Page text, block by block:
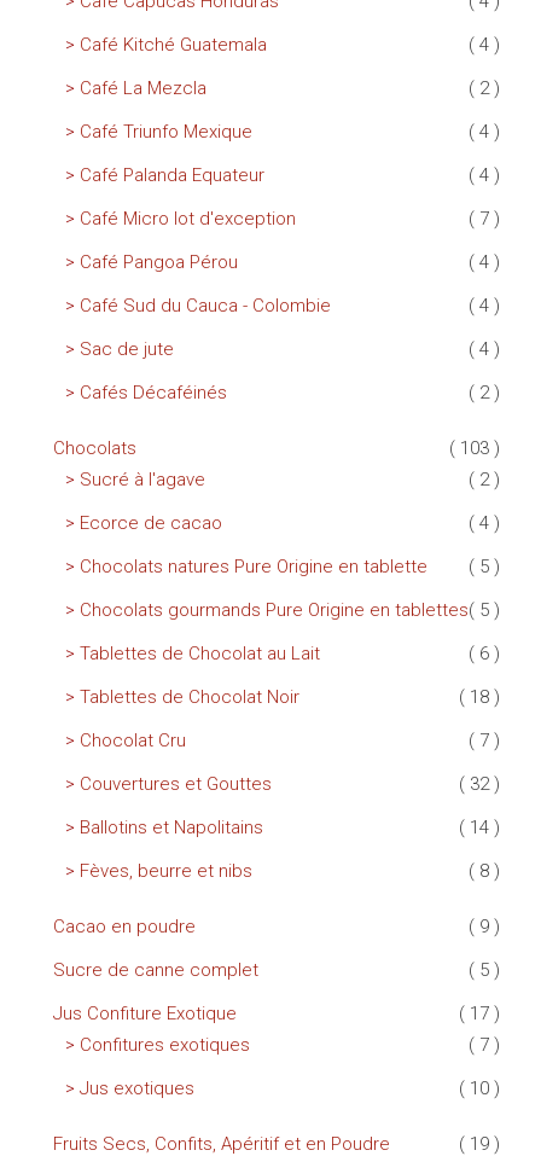
Café Kitché Guatemala
( 4 )
Café La Mezcla
( 2 )
Café Triunfo Mexique
( 4 )
Café Palanda Equateur
( 4 )
Café Micro lot d'exception
( 7 )
Café Pangoa Pérou
( 4 )
Café Sud du Cauca - Colombie
( 4 )
Sac de jute
( 4 )
Cafés Décaféinés
( 2 )
Chocolats
( 103 )
Sucré à l'agave
( 2 )
Ecorce de cacao
( 4 )
Chocolats natures Pure Origine en tablette
( 5 )
Chocolats gourmands Pure Origine en tablettes( 5 )
Tablettes de Chocolat au Lait
( 6 )
Tablettes de Chocolat Noir
( 18 )
Chocolat Cru
( 7 )
Couvertures et Gouttes
( 32 )
Ballotins et Napolitains
( 14 )
Fèves, beurre et nibs
( 8 )
Cacao en poudre
( 9 )
Sucre de canne complet
( 5 )
Jus Confiture Exotique
( 17 )
Confitures exotiques
( 7 )
Jus exotiques
( 10 )
Fruits Secs, Confits, Apéritif et en Poudre
( 19 )